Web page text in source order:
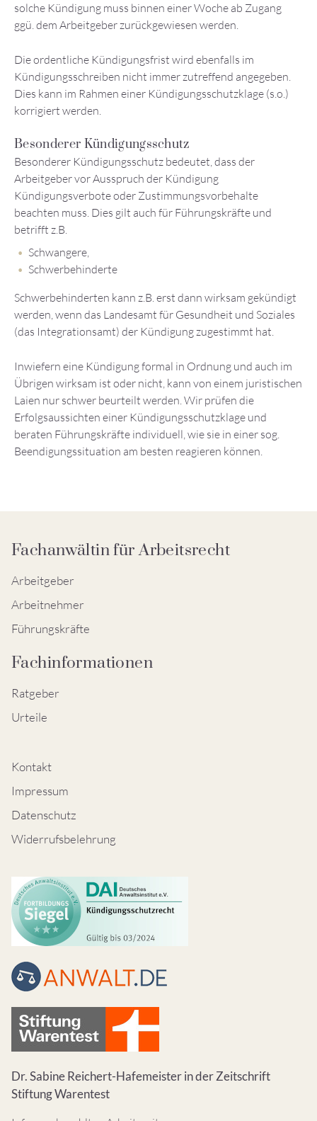
solche Kündigung muss binnen einer Woche ab Zugang
ggü. dem Arbeitgeber zurückgewiesen werden.
Die ordentliche Kündigungsfrist wird ebenfalls im
Kündigungsschreiben nicht immer zutreffend angegeben.
Dies kann im Rahmen einer Kündigungsschutzklage (s.o.)
korrigiert werden.
Besonderer Kündigungsschutz
Besonderer Kündigungsschutz bedeutet, dass der
Arbeitgeber vor Ausspruch der Kündigung
Kündigungsverbote oder Zustimmungsvorbehalte
beachten muss. Dies gilt auch für Führungskräfte und
betrifft z.B.
Schwangere,
Schwerbehinderte
Schwerbehinderten kann z.B. erst dann wirksam gekündigt
werden, wenn das Landesamt für Gesundheit und Soziales
(das Integrationsamt) der Kündigung zugestimmt hat.
Inwiefern eine Kündigung formal in Ordnung und auch im
Übrigen wirksam ist oder nicht, kann von einem juristischen
Laien nur schwer beurteilt werden. Wir prüfen die
Erfolgsaussichten einer Kündigungsschutzklage und
beraten Führungskräfte individuell, wie sie in einer sog.
Beendigungssituation am besten reagieren können.
Fachanwältin für Arbeitsrecht
Arbeitgeber
Arbeitnehmer
Führungskräfte
Fachinformationen
Ratgeber
Urteile
Kontakt
Impressum
Datenschutz
Widerrufsbelehrung
Dr. Sabine Reichert-Hafemeister in der Zeitschrift
Stiftung Warentest